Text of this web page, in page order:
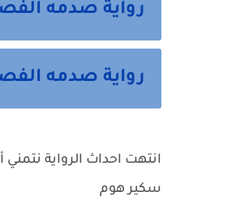
رواية صدمه
رواية صدمه
انتهت احداث الرواية
سكير هوم